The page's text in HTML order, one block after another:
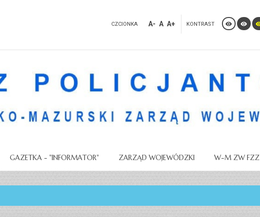
CZCIONKA A- A A+ KONTRAST
GAZETKA - "INFORMATOR" ZARZĄD WOJEWÓDZKI W-M ZW FZZ